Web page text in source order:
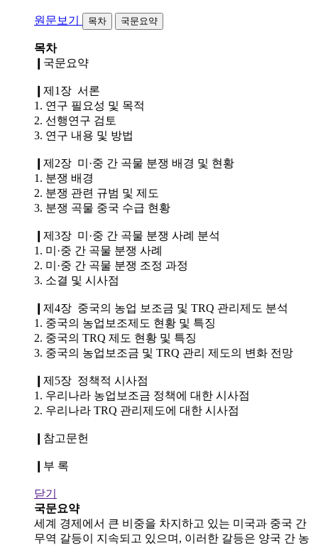
원문보기 목차 국문요약
목차
❙국문요약
❙제1장 서론
1. 연구 필요성 및 목적
2. 선행연구 검토
3. 연구 내용 및 방법
❙제2장 미·중 간 곡물 분쟁 배경 및 현황
1. 분쟁 배경
2. 분쟁 관련 규범 및 제도
3. 분쟁 곡물 중국 수급 현황
❙제3장 미·중 간 곡물 분쟁 사례 분석
1. 미·중 간 곡물 분쟁 사례
2. 미·중 간 곡물 분쟁 조정 과정
3. 소결 및 시사점
❙제4장 중국의 농업 보조금 및 TRQ 관리제도 분석
1. 중국의 농업보조제도 현황 및 특징
2. 중국의 TRQ 제도 현황 및 특징
3. 중국의 농업보조금 및 TRQ 관리 제도의 변화 전망
❙제5장 정책적 시사점
1. 우리나라 농업보조금 정책에 대한 시사점
2. 우리나라 TRQ 관리제도에 대한 시사점
❙참고문헌
❙부 록
닫기
국문요약
세계 경제에서 큰 비중을 차지하고 있는 미국과 중국 간
무역 갈등이 지속되고 있으며, 이러한 갈등은 양국 간 농